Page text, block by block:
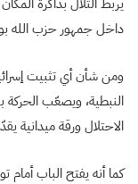
داخل جمهور حزب الله
ومن شأن أي تثبيت
النبطية، ويصعّب الحركة
الاحتلال ورقة ميدانية
كما أنه يفتح الباب